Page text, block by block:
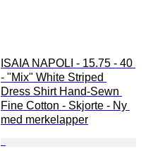
ISAIA NAPOLI - 15.75 - 40
- "Mix" White Striped
Dress Shirt Hand-Sewn
Fine Cotton - Skjorte - Ny
med merkelapper